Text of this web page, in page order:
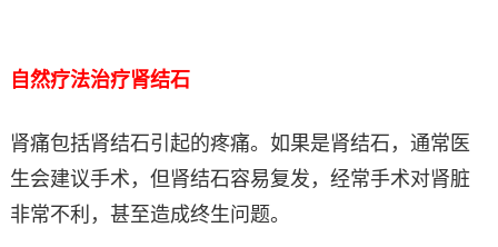
自然疗法治疗肾结石
肾痛包括肾结石引起的疼痛。如果是肾结石，通常医
生会建议手术，但肾结石容易复发，经常手术对肾脏
非常不利，甚至造成终生问题。